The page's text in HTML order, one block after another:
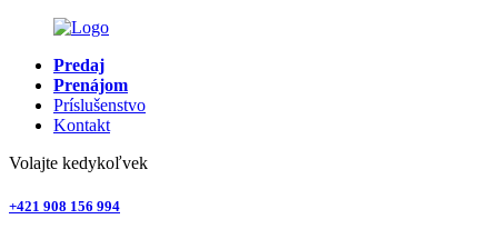
Predaj
Prenájom
Príslušenstvo
Kontakt
Volajte kedykoľvek
+421 908 156 994